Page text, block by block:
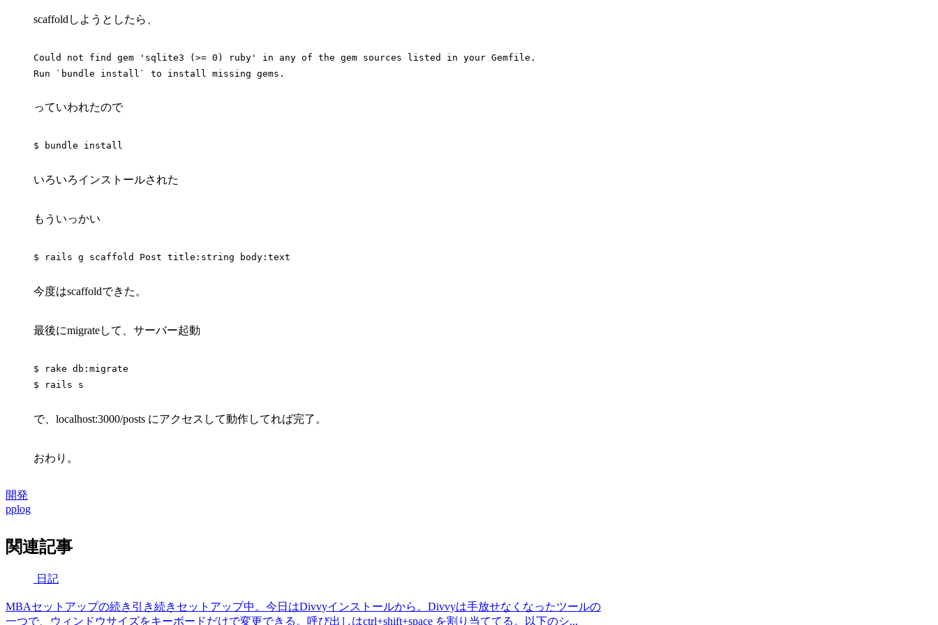
scaffoldしようとしたら、
Could not find gem 'sqlite3 (>= 0) ruby' in any of the gem sources listed in your Gemfile.
っていわれたので
$ bundle install
いろいろインストールされた
もういっかい
$ rails g scaffold Post title:string body:text
今度はscaffoldできた。
最後にmigrateして、サーバー起動
$ rake db:migrate
で、localhost:3000/posts にアクセスして動作してれば完了。
おわり。
開発
pplog
関連記事
日記
MBAセットアップの続き引き続きセットアップ中。今日はDivvyインストールから。Divvyは手放せなくなったツールの
一つで、ウィンドウサイズをキーボードだけで変更できる。呼び出しはctrl+shift+space を割り当ててる。以下のシ...